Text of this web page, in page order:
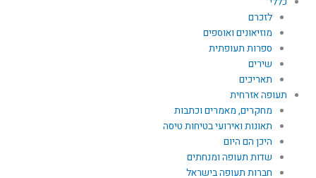
לזכרם
מוזיאונים ואוספים
ספרות תעופתית
שירים
תאריכים
תעופה אזרחית
מחקרים, מאמרים וכתבות
תאונות ואירועי בטיחות טיסה
היכן הם היום
שדות תעופה ומנחתים
חברות תעופה בישראל